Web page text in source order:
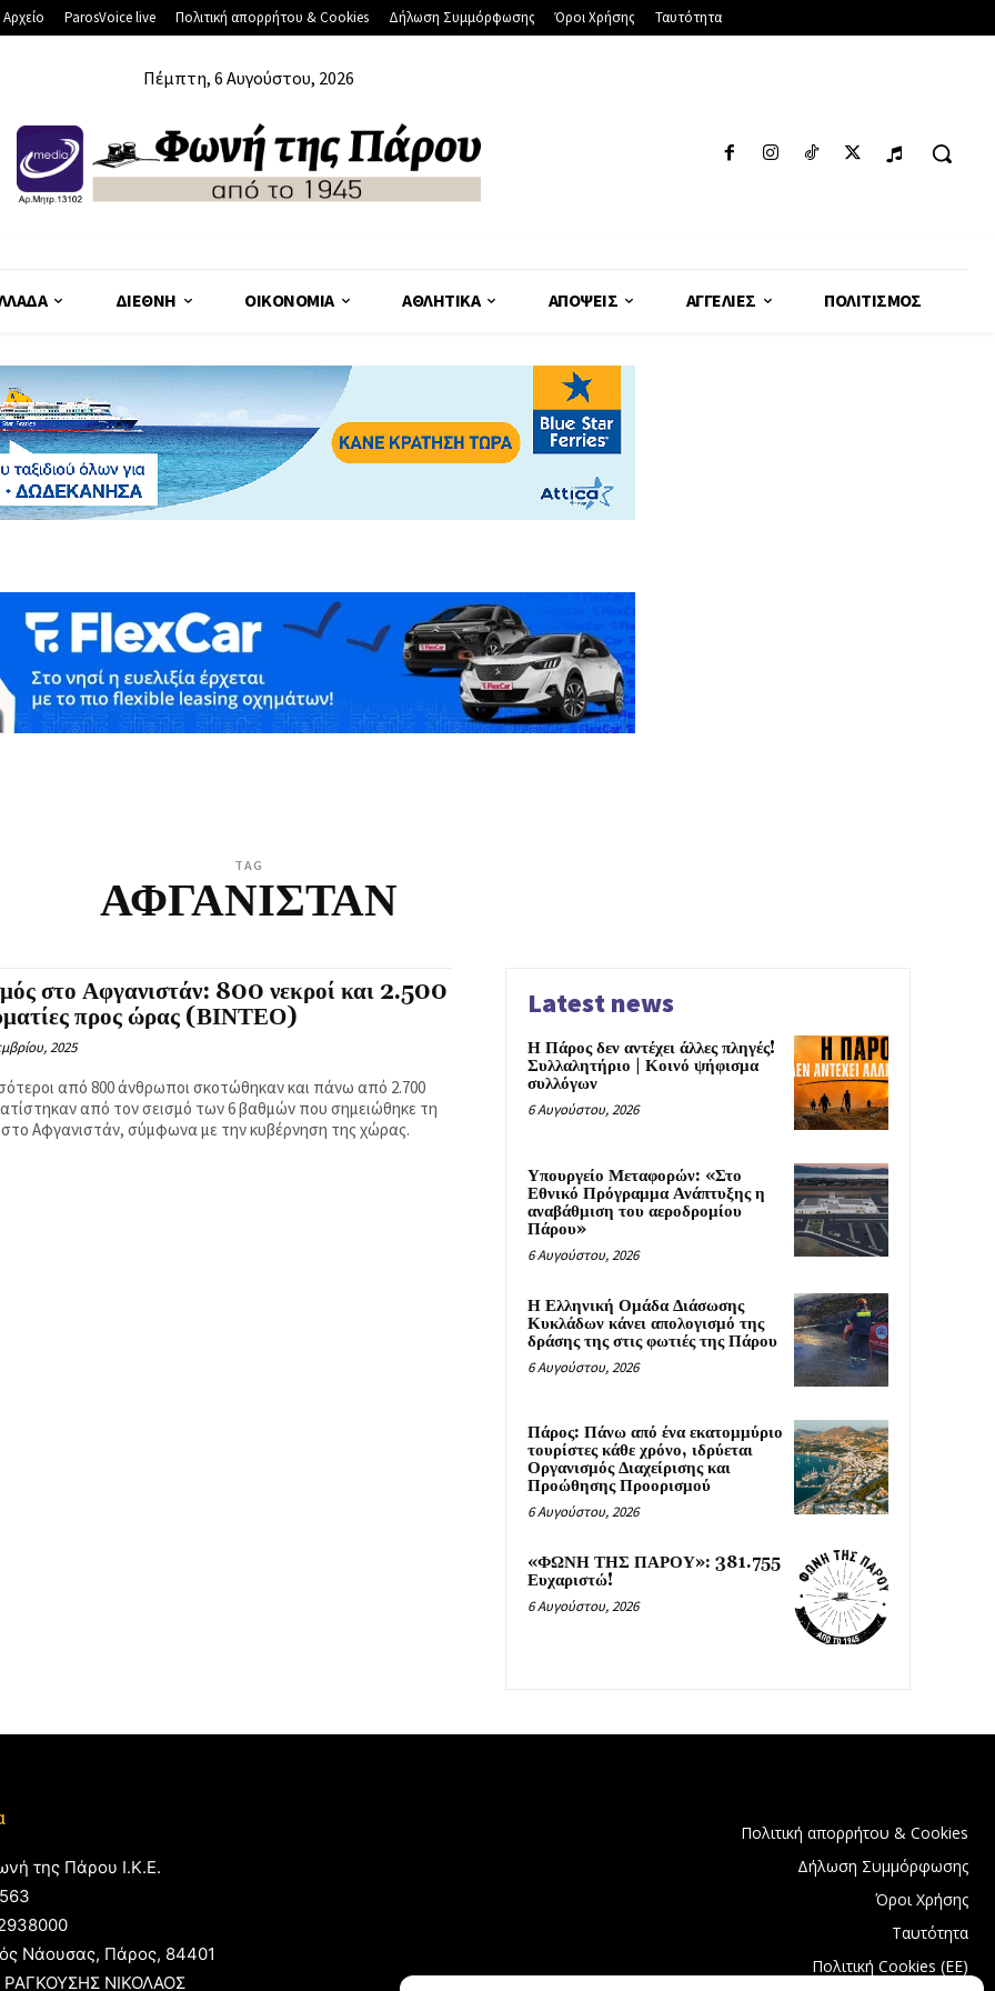
ParosVoice live Πολιτική απορρήτου & Cookies Δήλωση Συμμόρφωσης Όροι Χρήσης Ταυτότητα
Πέμπτη, 6 Αυγούστου, 2026
ΔΙΕΘΝΉ ΟΙΚΟΝΟΜΊΑ ΑΘΛΗΤΙΚΆ ΑΠΌΨΕΙΣ ΑΓΓΕΛΊΕΣ ΠΟΛΙΤΙΣΜΌΣ
TAG
ΑΦΓΑΝΙΣΤΑΝ
στο Αφγανιστάν: 800 νεκροί και 2.500
προς ώρας (ΒΙΝΤΕΟ)
2025
από 800 άνθρωποι σκοτώθηκαν και πάνω από 2.700
από τον σεισμό των 6 βαθμών που σημειώθηκε τη
Αφγανιστάν, σύμφωνα με την κυβέρνηση της χώρας.
Latest news
Η Πάρος δεν αντέχει άλλες πληγές!
Συλλαλητήριο | Κοινό ψήφισμα
συλλόγων
6 Αυγούστου, 2026
Υπουργείο Μεταφορών: «Στο
Εθνικό Πρόγραμμα Ανάπτυξης η
αναβάθμιση του αεροδρομίου
Πάρου»
6 Αυγούστου, 2026
Η Ελληνική Ομάδα Διάσωσης
Κυκλάδων κάνει απολογισμό της
δράσης της στις φωτιές της Πάρου
6 Αυγούστου, 2026
Πάρος: Πάνω από ένα εκατομμύριο
τουρίστες κάθε χρόνο, ιδρύεται
Οργανισμός Διαχείρισης και
Προώθησης Προορισμού
6 Αυγούστου, 2026
«ΦΩΝΗ ΤΗΣ ΠΑΡΟΥ»: 381.755
Ευχαριστώ!
6 Αυγούστου, 2026
της Πάρου Ι.Κ.Ε.
Νάουσας, Πάρος, 84401
ΝΙΚΟΛΑΟΣ
Πολιτική απορρήτου & Cookies
Δήλωση Συμμόρφωσης
Όροι Χρήσης
Ταυτότητα
Πολιτική Cookies (ΕΕ)